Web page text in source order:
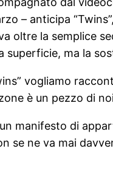
– anticipa
oltre la semplice
superficie, ma la
vogliamo
è un pezzo di
un manifesto di
se ne va mai